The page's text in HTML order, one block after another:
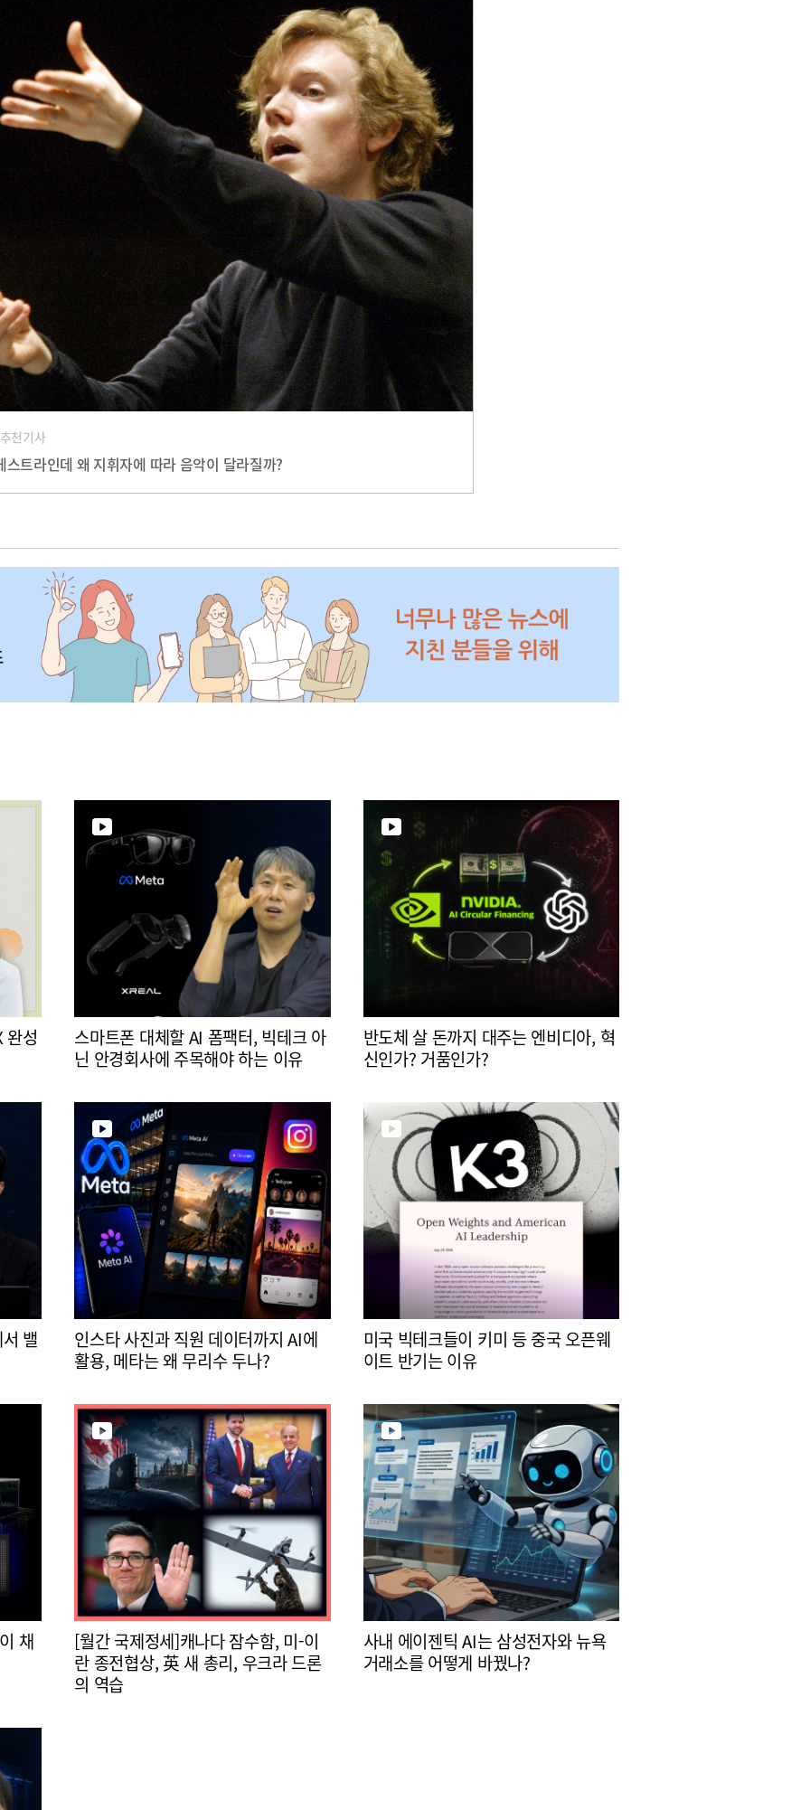
천기사
스트라인데 왜 지휘자에 따라 음악이 달라질까?
완성
스마트폰 대체할 AI 폼팩터, 빅테크 아
닌 안경회사에 주목해야 하는 이유
반도체 살 돈까지 대주는 엔비디아, 혁
신인가? 거품인가?
밸
인스타 사진과 직원 데이터까지 AI에
활용, 메타는 왜 무리수 두나?
미국 빅테크들이 키미 등 중국 오픈웨
이트 반기는 이유
채
[월간 국제정세]캐나다 잠수함, 미-이
란 종전협상, 英 새 총리, 우크라 드론
의 역습
사내 에이젠틱 AI는 삼성전자와 뉴욕
거래소를 어떻게 바꿨나?